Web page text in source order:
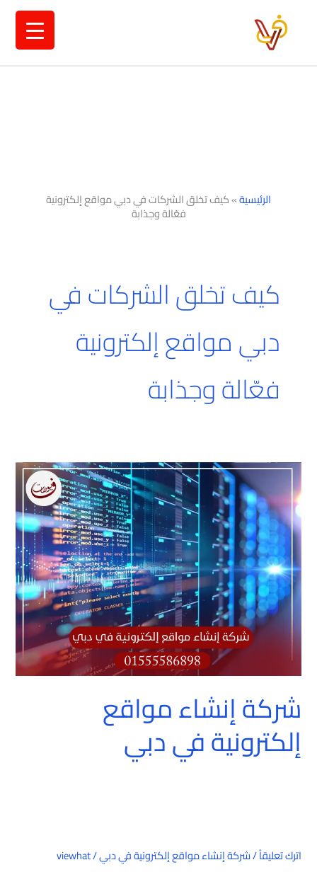
الرئيسية»كيف تخلق الشركات في دبي مواقع إلكترونية
فعّالة وجذابة
كيف تخلق الشركات في
دبي مواقع إلكترونية
فعّالة وجذابة
شركة إنشاء مواقع
إلكترونية في دبي
اترك تعليقاً/شركة إنشاء مواقع إلكترونية في دبي/
viewhat
شركة
إنشاء
مواقع
إلكترونية
في
دبي